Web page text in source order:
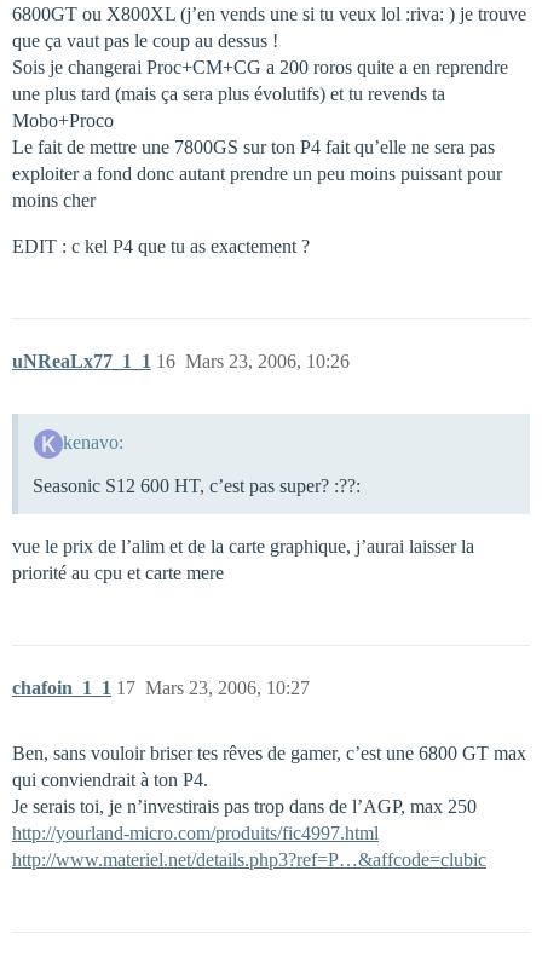
6800GT ou X800XL (j’en vends une si tu veux lol :riva: ) je trouve
que ça vaut pas le coup au dessus !
Sois je changerai Proc+CM+CG a 200 roros quite a en reprendre
une plus tard (mais ça sera plus évolutifs) et tu revends ta
Mobo+Proco
Le fait de mettre une 7800GS sur ton P4 fait qu’elle ne sera pas
exploiter a fond donc autant prendre un peu moins puissant pour
moins cher
EDIT : c kel P4 que tu as exactement ?
uNReaLx77_1_1 Mars 23, 2006, 10:26
16
kenavo:
Seasonic S12 600 HT, c’est pas super? :??:
vue le prix de l’alim et de la carte graphique, j’aurai laisser la
priorité au cpu et carte mere
chafoin_1_1 Mars 23, 2006, 10:27
17
Ben, sans vouloir briser tes rêves de gamer, c’est une 6800 GT max
qui conviendrait à ton P4.
Je serais toi, je n’investirais pas trop dans de l’AGP, max 250 
http://yourland-micro.com/produits/fic4997.html
http://www.materiel.net/details.php3?ref=P…&affcode=clubic